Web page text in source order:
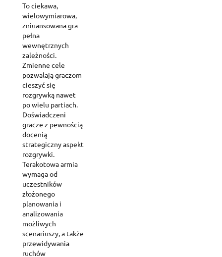
To ciekawa,
wielowymiarowa,
zniuansowana gra
pełna
wewnętrznych
zależności.
Zmienne cele
pozwalają graczom
cieszyć się
rozgrywką nawet
po wielu partiach.
Doświadczeni
gracze z pewnością
docenią
strategiczny aspekt
rozgrywki.
Terakotowa armia
wymaga od
uczestników
złożonego
planowania i
analizowania
możliwych
scenariuszy, a także
przewidywania
ruchów